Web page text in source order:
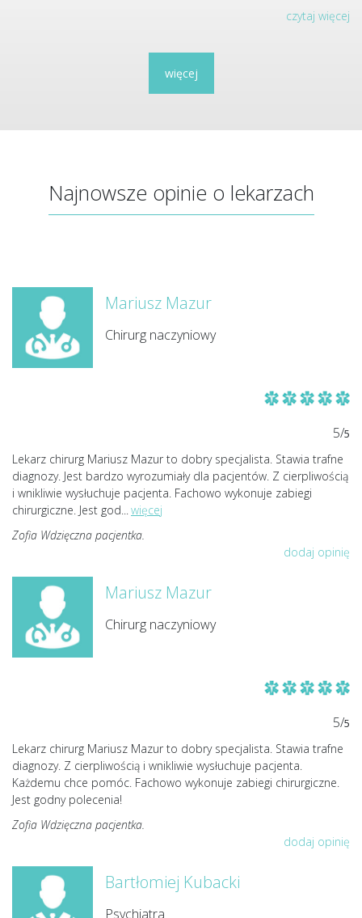
czytaj więcej
więcej
Najnowsze opinie o lekarzach
Mariusz Mazur
Chirurg naczyniowy
5/5
Lekarz chirurg Mariusz Mazur to dobry specjalista. Stawia trafne
diagnozy. Jest bardzo wyrozumiały dla pacjentów. Z cierpliwością
i wnikliwie wysłuchuje pacjenta. Fachowo wykonuje zabiegi
chirurgiczne. Jest god...więcej
Zofia Wdzięczna pacjentka.
dodaj opinię
Mariusz Mazur
Chirurg naczyniowy
5/5
Lekarz chirurg Mariusz Mazur to dobry specjalista. Stawia trafne
diagnozy. Z cierpliwością i wnikliwie wysłuchuje pacjenta.
Każdemu chce pomóc. Fachowo wykonuje zabiegi chirurgiczne.
Jest godny polecenia!
Zofia Wdzięczna pacjentka.
dodaj opinię
Bartłomiej Kubacki
Psychiatra